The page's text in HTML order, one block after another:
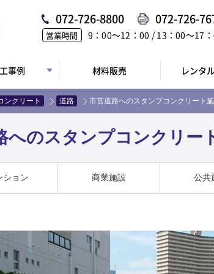
072-726-8800 072-726-
営業時間 9：00〜12：00 / 13：00〜17
事例 材料販売 レンタ
ンクリート 道路 市営道路へのスタンプコンクリート
のスタンプコンクリー
ション 商業施設 公共